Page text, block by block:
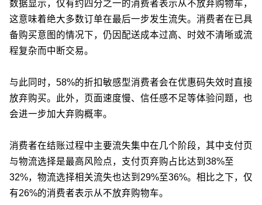
数据显示，仅有约四分之一的消费者表示从不放弃购物车，
这意味着绝大多数订单在最后一步发生流失。消费者在已具
备购买意图的情况下，仍因配送成本过高、时效不清晰或流
程复杂而中断交易。
与此同时，58%的折扣敏感型消费者会在优惠码失效时直接
放弃购买。此外，页面速度慢、信任感不足等体验问题，也
会进一步加大弃购概率。
消费者在结账过程中主要流失集中在几个阶段，其中支付页
与物流选择是最高风险点，支付页弃购占比达到38%至
32%，物流选择相关流失也达到29%至36%。相比之下，仅
有26%的消费者表示从不放弃购物车。